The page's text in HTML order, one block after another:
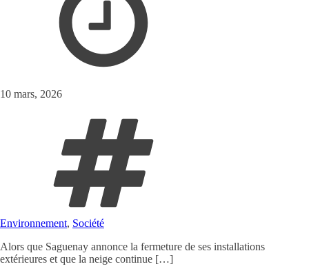
10 mars, 2026
Environnement, Société
Alors que Saguenay annonce la fermeture de ses installations
extérieures et que la neige continue […]